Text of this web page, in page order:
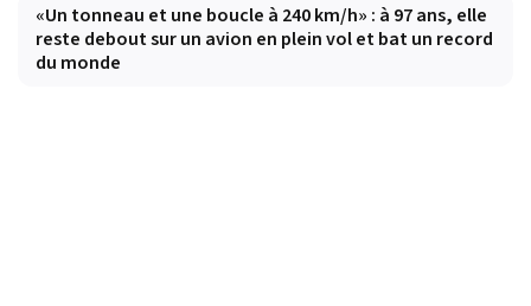
«Un tonneau et une boucle à 240 km/h» : à 97 ans, elle
reste debout sur un avion en plein vol et bat un record
du monde